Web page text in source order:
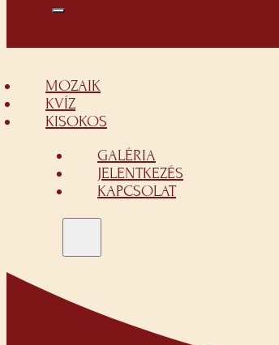
MOZAIK
KVÍZ
KISOKOS
GALÉRIA
JELENTKEZÉS
KAPCSOLAT